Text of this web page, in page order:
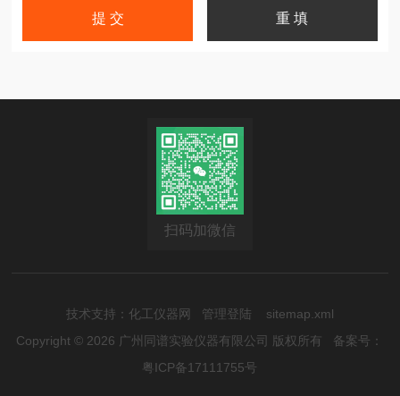
扫码加微信
技术支持： 化工仪器网 管理登陆
sitemap.xml
Copyright © 2026 广州同谱实验仪器有限公司 版权所有 备案号：
粤ICP备17111755号